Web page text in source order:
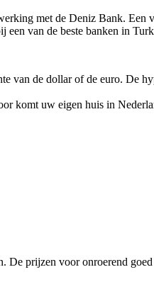
met de Deniz Bank. Een
een van de beste banken in
van de dollar of de euro. De
komt uw eigen huis in
prijzen voor onroerend